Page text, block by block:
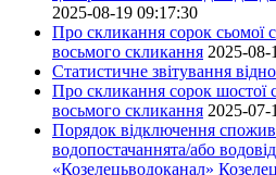
2025-08-19 09:17:30
Про скликання сорок сьомої
восьмого скликання 2025-08-
Статистичне звітування
Про скликання сорок шостої
восьмого скликання 2025-07-
Порядок відключення
водопостачаннята/або
«Козелецьводоканал»